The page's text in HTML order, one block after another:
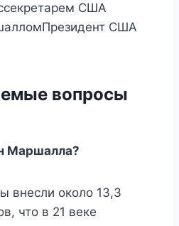
США
США
вопросы
Маршалла?
внесли около 13,3
что в 21 веке